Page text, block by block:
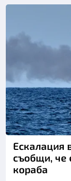
Снимка: БТА
Ескалация
съобщи, че
кораба